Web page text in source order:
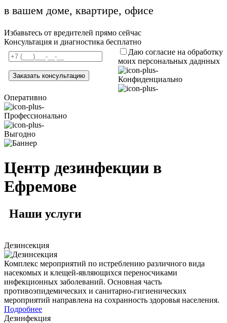
в вашем доме, квартире, офисе
Избавьтесь от вредителей прямо сейчас
Консультация и диагностика бесплатно
Даю согласие на обработку
моих персональных даднных
Конфиденциально
Оперативно
Профессионально
Выгодно
Центр дезинфекции в
Ефремове
Наши услуги
Дезинсекция
Комплекс мероприятий по истреблению различного вида
насекомых и клещей-являющихся переносчиками
инфекционных заболеваний. Основная часть
противоэпидемических и санитарно-гигиенических
мероприятий направлена на сохранность здоровья населения.
Подробнее
Дезинфекция